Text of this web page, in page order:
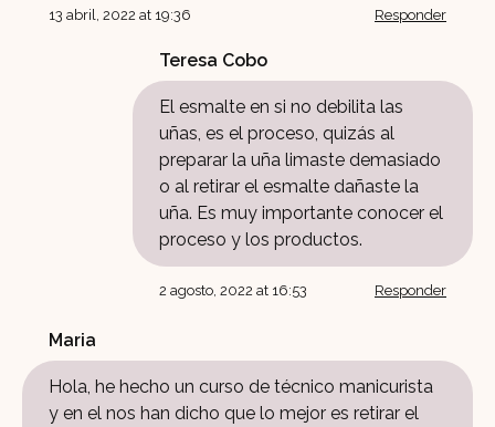
13 abril, 2022 at 19:36 Responder
Teresa Cobo
El esmalte en si no debilita las
uñas, es el proceso, quizás al
preparar la uña limaste demasiado
o al retirar el esmalte dañaste la
uña. Es muy importante conocer el
proceso y los productos.
2 agosto, 2022 at 16:53 Responder
Maria
Hola, he hecho un curso de técnico manicurista
y en el nos han dicho que lo mejor es retirar el